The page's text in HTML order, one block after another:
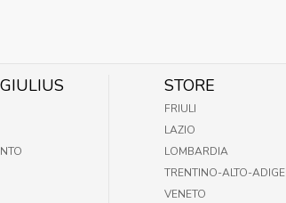
STORE
FRIULI
LAZIO
LOMBARDIA
TRENTINO-ALTO-ADIGE
VENETO